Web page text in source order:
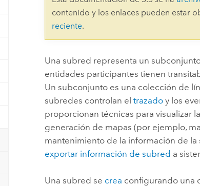
contenido y los enlaces pueden estar
reciente.
Una subred representa un
entidades participantes tienen
Un subconjunto es una colección de
subredes controlan eltrazado y los
proporcionan técnicas para visualizar
generación de mapas (por ejemplo,
mantenimiento de la información de
exportar información de subred a
Una subred se crea configurando una